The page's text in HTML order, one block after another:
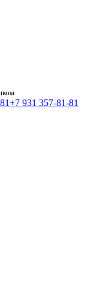
+7 931 357‑81‑81